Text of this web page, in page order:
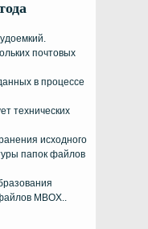
почтовых
в процессе
технических
исходного
папок файлов
MBOX..